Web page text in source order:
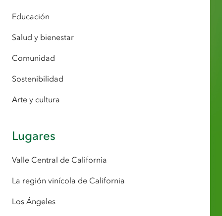
Educación
Salud y bienestar
Comunidad
Sostenibilidad
Arte y cultura
Lugares
Valle Central de California
La región vinícola de California
Los Ángeles